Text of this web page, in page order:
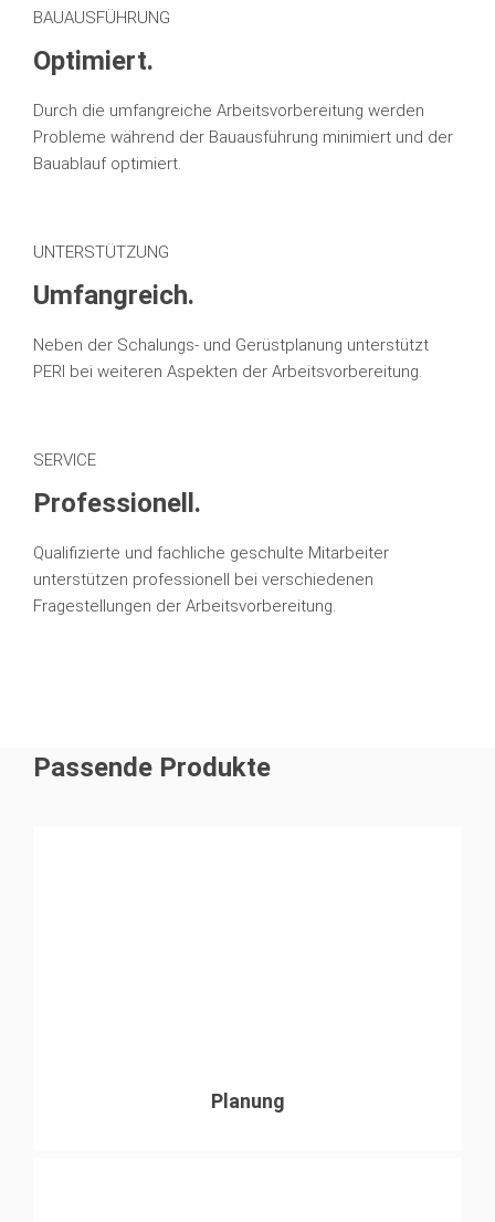
BAUAUSFÜHRUNG
Optimiert.
Durch die umfangreiche Arbeitsvorbereitung werden
Probleme während der Bauausführung minimiert und der
Bauablauf optimiert.
UNTERSTÜTZUNG
Umfangreich.
Neben der Schalungs- und Gerüstplanung unterstützt
PERI bei weiteren Aspekten der Arbeitsvorbereitung.
SERVICE
Professionell.
Qualifizierte und fachliche geschulte Mitarbeiter
unterstützen professionell bei verschiedenen
Fragestellungen der Arbeitsvorbereitung.
Passende Produkte
Planung